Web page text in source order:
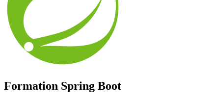
Formation Spring Boot